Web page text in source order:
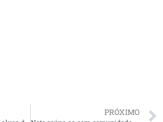
PRÓXIMO